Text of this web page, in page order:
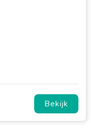
Bekijk